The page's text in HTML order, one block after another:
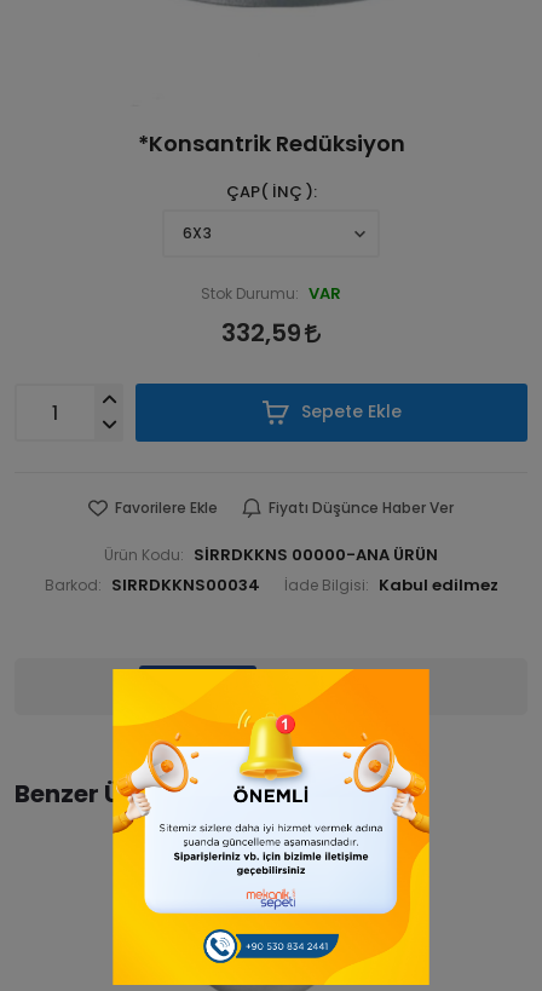
*Konsantrik Redüksiyon
ÇAP( İNÇ )
Stok Durumu: VAR
332,59
Sepete Ekle
Favorilere Ekle Fiyatı Düşünce Haber Ver
Ürün Kodu: SİRRDKKNS 00000-ANA ÜRÜN
Barkod: SIRRDKKNS00034 İade Bilgisi:
Yorumlar
Benzer Ürünler